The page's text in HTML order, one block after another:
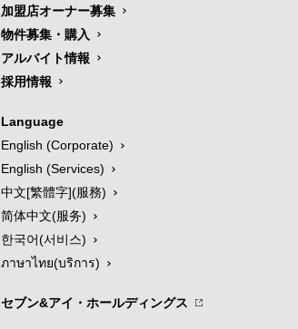
加盟店オーナー募集
物件募集・購入
アルバイト情報
採用情報
Language
English (Corporate)
English (Services)
中文[繁體字](服務)
简体中文(服务)
한국어(서비스)
ภาษาไทย(บริการ)
セブン&アイ・ホールディングス